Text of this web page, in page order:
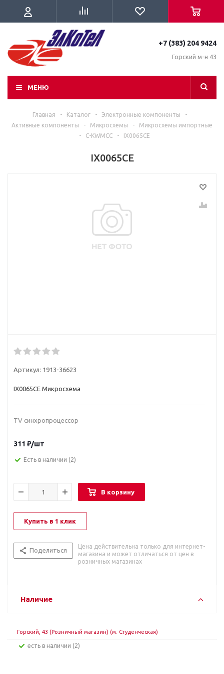
+7 (383) 204 9424
Горский м-н 43
МЕНЮ
Главная - Каталог - Электронные компоненты
-
Активные компоненты
- Микросхемы -
Микросхемы импортные
-
C-KWMCC - IX0065CE
IX0065CE
Артикул: 1913-36623
IX0065CE Микросхема
TV синхpопpоцессоp
311 ₽/шт
Есть в наличии (2)
В корзину
Купить в 1 клик
Поделиться
Цена действительна только для интернет-
магазина и может отличаться от цен в
розничных магазинах
Наличие
Горский, 43 (Розничный магазин) (м. Студенческая)
Есть в наличии (2)